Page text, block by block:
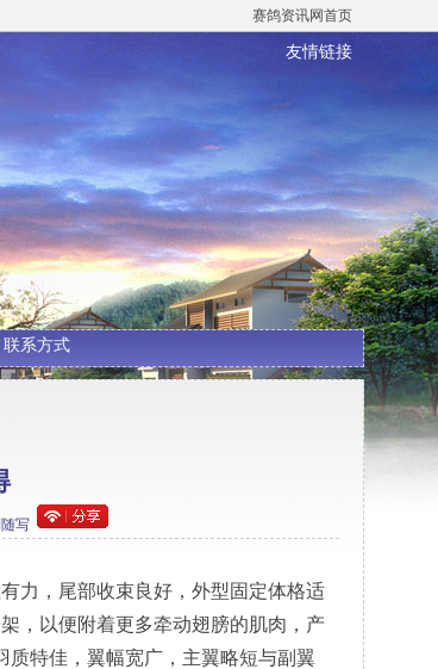
赛鸽资讯网首页
友情链接
联系方式
写
力，尾部收束良好，外型固定体格适
，以便附着更多牵动翅膀的肌肉，产
质特佳，翼幅宽广，主翼略短与副翼